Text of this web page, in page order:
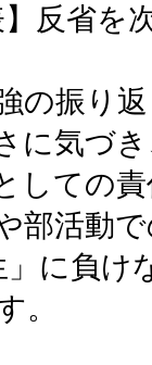
】反省
の振り返
に気づ
しての責
部活動
」に負け
。